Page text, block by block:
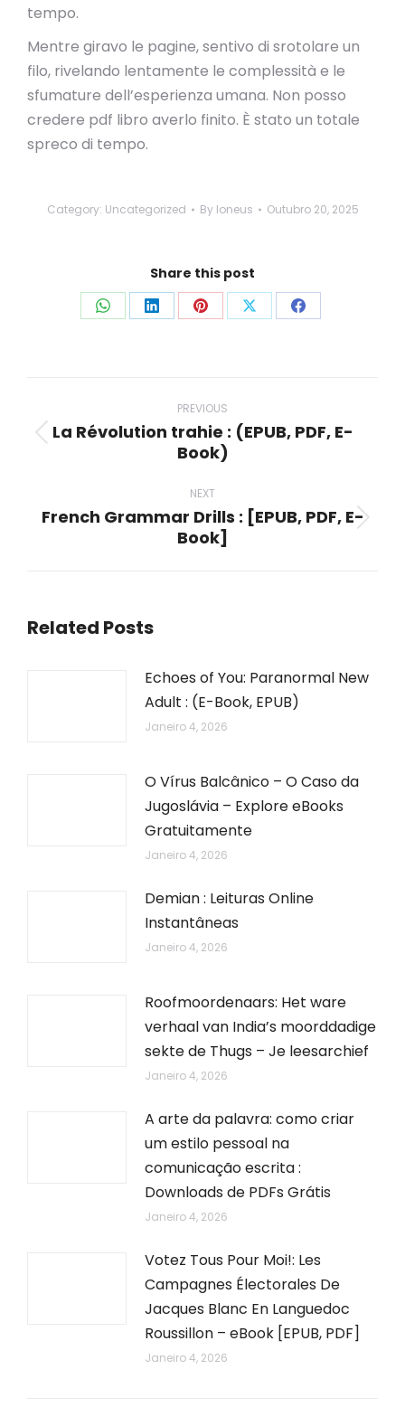
tempo.
Mentre giravo le pagine, sentivo di srotolare un
filo, rivelando lentamente le complessità e le
sfumature dell’esperienza umana. Non posso
credere pdf libro averlo finito. È stato un totale
spreco di tempo.
Category: Uncategorized By loneus Outubro 20, 2025
Share this post
Share Share Share Share Share
navigation
PREVIOUS
Previous
post:
La Révolution trahie : (EPUB, PDF, E-
Book)
NEXT
Next
post:
French Grammar Drills : [EPUB, PDF, E-
Book]
Related Posts
Echoes of You: Paranormal New
Adult : (E-Book, EPUB)
Janeiro 4, 2026
O Vírus Balcânico – O Caso da
Jugoslávia – Explore eBooks
Gratuitamente
Janeiro 4, 2026
Demian : Leituras Online
Instantâneas
Janeiro 4, 2026
Roofmoordenaars: Het ware
verhaal van India’s moorddadige
sekte de Thugs – Je leesarchief
Janeiro 4, 2026
A arte da palavra: como criar
um estilo pessoal na
comunicação escrita :
Downloads de PDFs Grátis
Janeiro 4, 2026
Votez Tous Pour Moi!: Les
Campagnes Électorales De
Jacques Blanc En Languedoc
Roussillon – eBook [EPUB, PDF]
Janeiro 4, 2026